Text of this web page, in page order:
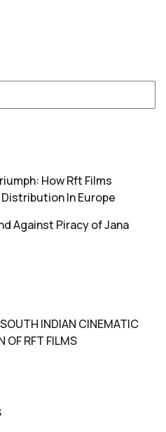
How Rft Films
In Europe
Against Piracy of Jana
INDIAN CINEMATIC
OF RFT FILMS